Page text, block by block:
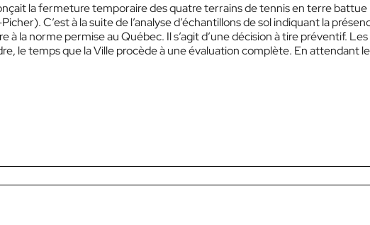
la fermeture temporaire des quatre terrains de tennis en terre battue
C’est à la suite de l’analyse d’échantillons de sol indiquant la
à la norme permise au Québec. Il s’agit d’une décision à tire préventif. Les
le temps que la Ville procède à une évaluation complète. En attendant